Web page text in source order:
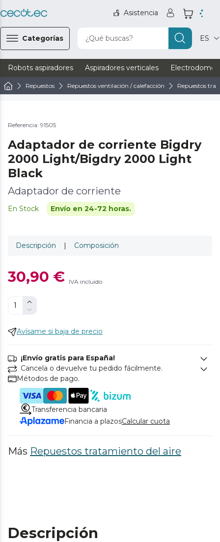
Asistencia
Categorías ¿Qué buscas? ES
Robots aspiradores Aspiradores verticales
Repuestos Repuestos ventilación / calefacción Repuestos
Referencia: 91505
Adaptador de corriente Bigdry
2000 Light/Bigdry 2000 Light
Black
Adaptador de corriente
En Stock Envío en 24-72 horas.
Descripción | Composición
30,90 € IVA incluido
Avísame si baja de precio
¡Envío gratis para España!
Cancela o devuelve tu pedido fácilmente.
Métodos de pago.
Transferencia bancaria
Financia a plazosCalcular cuota
Más Repuestos tratamiento del aire
Descripción